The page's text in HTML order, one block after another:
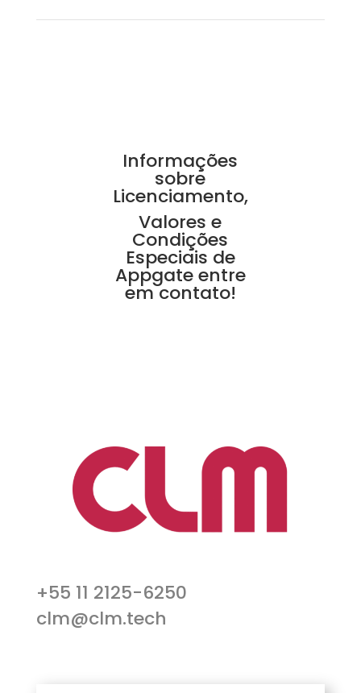
Informações
sobre
Licenciamento,
Valores e
Condições
Especiais de
Appgate entre
em contato!
+55 11 2125-6250
clm@clm.tech